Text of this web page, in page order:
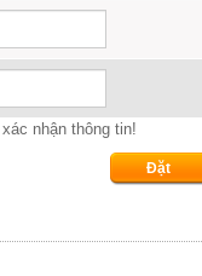
nhận thông tin!